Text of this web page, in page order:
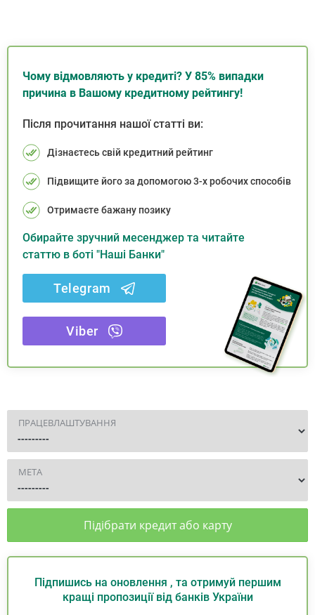
Чому відмовляють у кредиті? У 85% випадки
причина в Вашому кредитному рейтингу!
Після прочитання нашої статті ви:
Дізнаєтесь свій кредитний рейтинг
Підвищите його за допомогою 3-х робочих способів
Отримаєте бажану позику
Обирайте зручний месенджер та читайте
статтю в боті "Наші Банки"
Telegram
Viber
ПРАЦЕВЛАШТУВАННЯ
МЕТА
Підібрати кредит або карту
Підпишись на оновлення , та отримуй першим
кращі пропозиції від банків України